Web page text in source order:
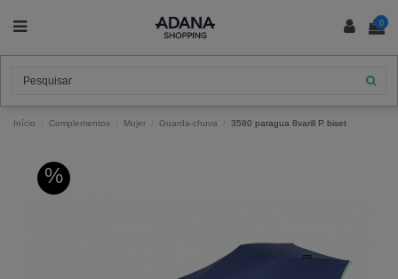
0
Início Complementos Mujer Guarda-chuva 3580 paragua 8varill P biset
%